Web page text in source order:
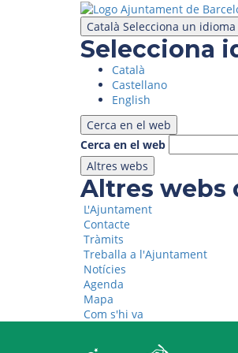
Català Selecciona un idioma
Selecciona
Català
Castellano
English
Cerca en el web
Cerca en el web
Altres webs
Altres webs
L'Ajuntament
Contacte
Tràmits
Treballa a l'Ajuntament
Notícies
Agenda
Mapa
Com s'hi va